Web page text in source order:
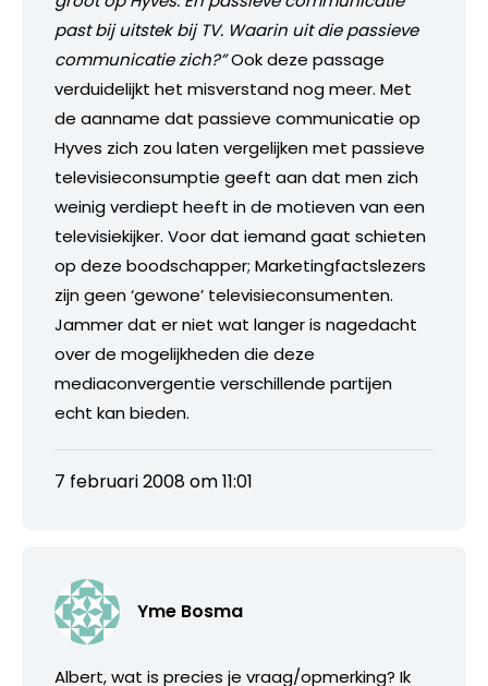
past bij uitstek bij TV. Waarin uit die passieve
communicatie zich?”Ook deze passage
verduidelijkt het misverstand nog meer. Met
de aanname dat passieve communicatie op
Hyves zich zou laten vergelijken met passieve
televisieconsumptie geeft aan dat men zich
weinig verdiept heeft in de motieven van een
televisiekijker. Voor dat iemand gaat schieten
op deze boodschapper; Marketingfactslezers
zijn geen ‘gewone’ televisieconsumenten.
Jammer dat er niet wat langer is nagedacht
over de mogelijkheden die deze
mediaconvergentie verschillende partijen
echt kan bieden.
7 februari 2008 om 11:01
Yme Bosma
Albert, wat is precies je vraag/opmerking? Ik